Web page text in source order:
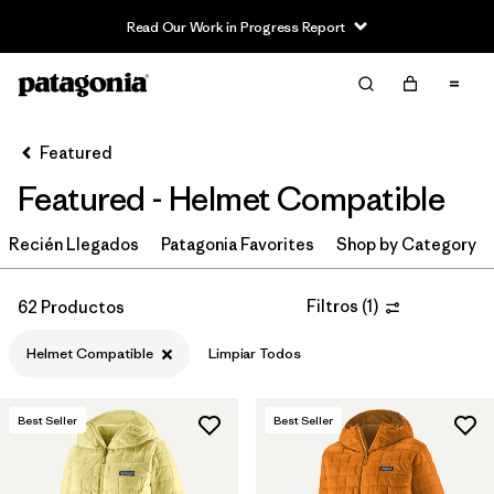
Read Our Work in Progress Report
Filter & Sort Limpiar Todos
Ordenar Por
Filtrar por
Category
Filtrar por
Price
Filtrar por
Size
Filtrar por
Fit
Filtrar por
Featured
Featured - Helmet Compatible
Recién Llegados Patagonia Favorites Shop by Category
62 Productos Filtros (1)
Helmet Compatible Limpiar Todos
Best Seller Best Seller